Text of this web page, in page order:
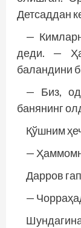
Детсаддан
—
деди. —
баландини
— Биз,
банянинг
Қўшним
—
Дарров
—